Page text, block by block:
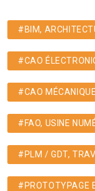
#BIM,
#CAO
#CAO
#FAO, USINE
#PLM / GDT,
#PROTOTYPAGE